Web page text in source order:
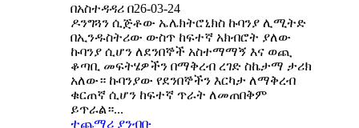
በአስተዳዳሪ በ26-03-24
ዶንግጓን ሲጅቶው ኤሌክትሮኒክስ ኩባንያ ሊሚትድ
በኢንዱስትሪው ውስጥ ከፍተኛ አክብሮት ያለው
ኩባንያ ሲሆን ለደንበኞች አስተማማኝ እና ወጪ
ቆጣቢ መፍትሄዎችን በማቅረብ ረገድ ስኬታማ ታሪክ
አለው። ኩባንያው የደንበኞችን እርካታ ለማቅረብ
ቁርጠኛ ሲሆን ከፍተኛ ጥራት ለመጠበቅም
ይጥራል።...
ተጨማሪ ያንብቡ